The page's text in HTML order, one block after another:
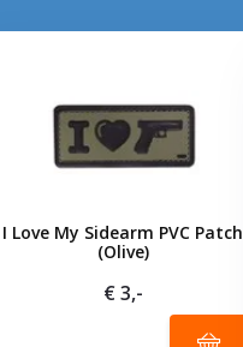
I Love My Sidearm PVC Patch
(Olive)
€ 3,-